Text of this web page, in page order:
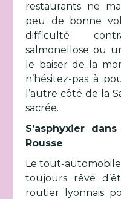
restaurants ne
peu de bonne
difficulté
salmonellose ou
le baiser de la
n’hésitez-pas à
l’autre côté de la
sacrée.
S’asphyxier
Rousse
Le tout-automobile
toujours rêvé
routier lyonnais